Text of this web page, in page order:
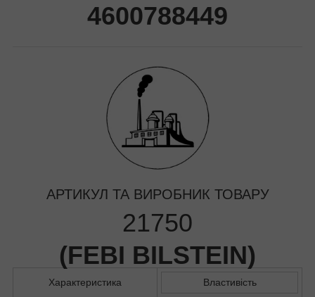
4600788449
АРТИКУЛ ТА ВИРОБНИК ТОВАРУ
21750
(FEBI BILSTEIN)
Характеристика Властивість